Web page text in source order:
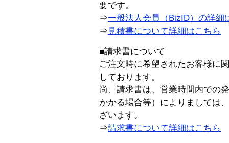
要です。
⇒一般法人会員（BizID）の詳細
⇒ 見積書について詳細はこちら
■請求書について
ご注文時に希望されたお客様に
しております。
尚、請求書は、営業時間内での
かかる場合等）によりましては
ざいます。
⇒請求書について詳細はこちら